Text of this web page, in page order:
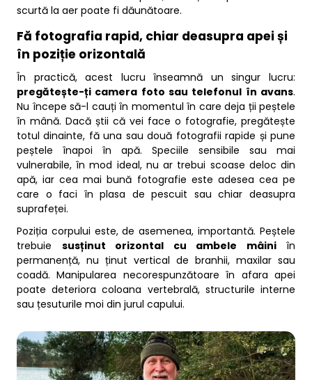
scurtă la aer poate fi dăunătoare.
Fă fotografia rapid, chiar deasupra apei și
în poziție orizontală
În practică, acest lucru înseamnă un singur lucru:
pregătește-ți camera foto sau telefonul în avans.
Nu începe să-l cauți în momentul în care deja ții peștele
în mână. Dacă știi că vei face o fotografie, pregătește
totul dinainte, fă una sau două fotografii rapide și pune
peștele înapoi în apă. Speciile sensibile sau mai
vulnerabile, în mod ideal, nu ar trebui scoase deloc din
apă, iar cea mai bună fotografie este adesea cea pe
care o faci în plasa de pescuit sau chiar deasupra
suprafeței.
Poziția corpului este, de asemenea, importantă. Peștele
trebuie susținut orizontal cu ambele mâiniîn
permanență, nu ținut vertical de branhii, maxilar sau
coadă. Manipularea necorespunzătoare în afara apei
poate deteriora coloana vertebrală, structurile interne
sau țesuturile moi din jurul capului.